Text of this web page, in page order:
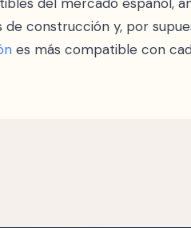
construcción y, por
es más compatible con